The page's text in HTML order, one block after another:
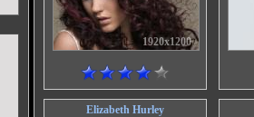
1920x1200
Elizabeth Hurley